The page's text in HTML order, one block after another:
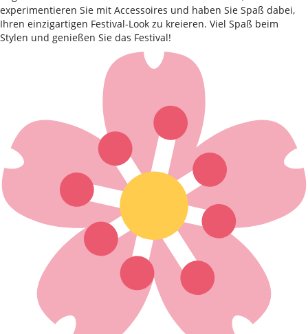
experimentieren Sie mit Accessoires und haben Sie Spaß dabei,
Ihren einzigartigen Festival-Look zu kreieren. Viel Spaß beim
Stylen und genießen Sie das Festival!